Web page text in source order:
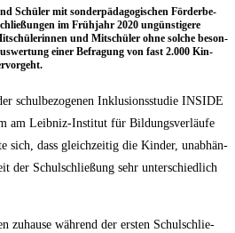
Schü­ler mit son­der­päd­ago­gi­schen För­der­be­
im Früh­jahr 2020 ungüns­ti­ge­re
und Mit­schü­ler ohne sol­che beson­
einer Befra­gung von fast 2.000 Kin­
schul­be­zo­ge­nen Inklu­si­ons­stu­die INSIDE
am Leib­niz-Insti­tut für Bil­dungs­ver­läu­fe
sich, dass gleich­zei­tig die Kin­der, unab­hän­
der Schul­schlie­ßung sehr unter­schied­lich
zuhau­se wäh­rend der ers­ten Schul­schlie­